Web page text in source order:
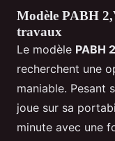
Modèle PABH
travaux
Le modèle PABH
recherchent une
maniable. Pesant
joue sur sa
minute avec une